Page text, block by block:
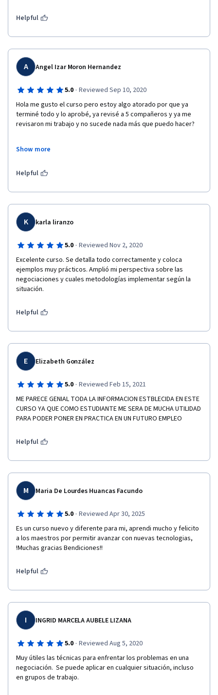
Helpful
A Angel Izar Moron Hernandez
5.0 · Reviewed Sep 10, 2020
Hola me gusto el curso pero estoy algo atorado por que ya
terminé todo y lo aprobé, ya revisé a 5 compañeros y ya me
revisaron mi trabajo y no sucede nada más que puedo hacer?
Show more
Helpful
K karla liranzo
5.0 · Reviewed Nov 2, 2020
Excelente curso. Se detalla todo correctamente y coloca
ejemplos muy prácticos. Amplió mi perspectiva sobre las
negociaciones y cuales metodologías implementar según la
situación.
Helpful
E Elizabeth González
5.0 · Reviewed Feb 15, 2021
ME PARECE GENIAL TODA LA INFORMACION ESTBLECIDA EN ESTE
CURSO YA QUE COMO ESTUDIANTE ME SERA DE MUCHA UTILIDAD
PARA PODER PONER EN PRACTICA EN UN FUTURO EMPLEO
Helpful
M Maria De Lourdes Huancas Facundo
5.0 · Reviewed Apr 30, 2025
Es un curso nuevo y diferente para mi, aprendi mucho y felicito
a los maestros por permitir avanzar con nuevas tecnologias,
!Muchas gracias Bendiciones!!
Helpful
I INGRID MARCELA AUBELE LIZANA
5.0 · Reviewed Aug 5, 2020
Muy útiles las técnicas para enfrentar los problemas en una
negociación.  Se puede aplicar en cualquier situación, incluso
en grupos de trabajo.